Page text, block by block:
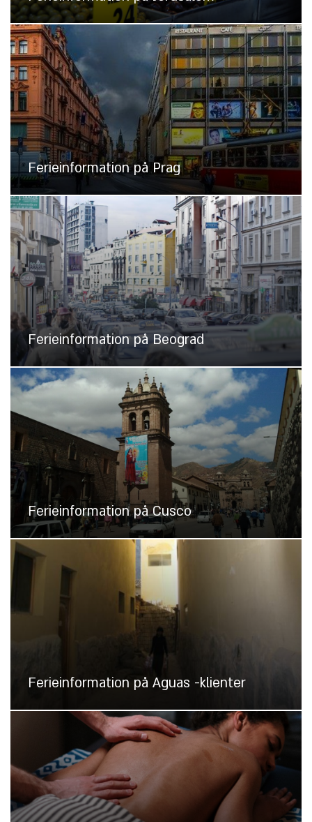
Ferieinformation på Prag
Ferieinformation på Beograd
Ferieinformation på Cusco
Ferieinformation på Aguas -klienter